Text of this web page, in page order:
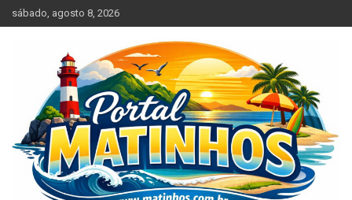
Skip
to
sábado, agosto 8, 2026